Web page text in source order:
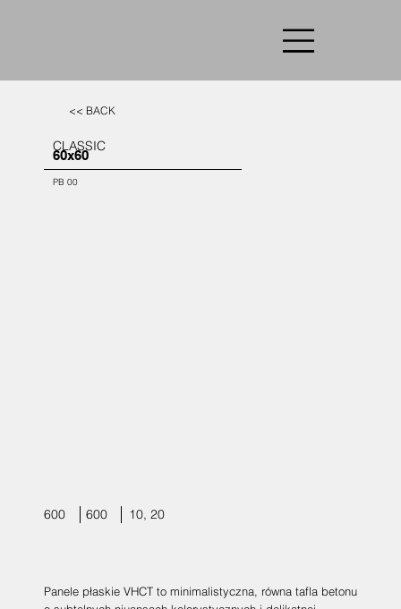
<< BACK
CLASSIC
60x60
PB 00
600 600 10, 20
Panele płaskie VHCT to minimalistyczna, równa tafla betonu